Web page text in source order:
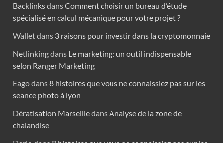
BacklinksdansComment choisir un bureau d’étude
spécialisé en calcul mécanique pour votre projet ?
Walletdans 3 raisons pour investir dans la cryptomonnaie
Netlinkingdans Le marketing: un outil indispensable
selon Ranger Marketing
Eagodans8 histoires que vous ne connaissiez pas sur les
seance photo à lyon
Dératisation Marseilledans Analyse de la zone de
chalandise